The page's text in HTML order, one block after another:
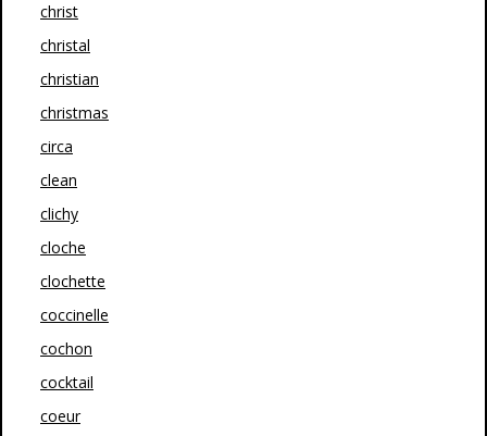
christ
christal
christian
christmas
circa
clean
clichy
cloche
clochette
coccinelle
cochon
cocktail
coeur